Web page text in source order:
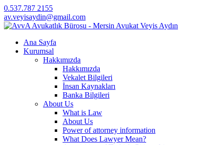
0.537.787 2155
av.veyisaydin@gmail.com
Ana Sayfa
Kurumsal
Hakkımızda
Hakkımızda
Vekalet Bilgileri
İnsan Kaynakları
Banka Bilgileri
About Us
What is Law
About Us
Power of attorney information
What Does Lawyer Mean?